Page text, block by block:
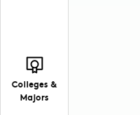
Colleges &
Majors